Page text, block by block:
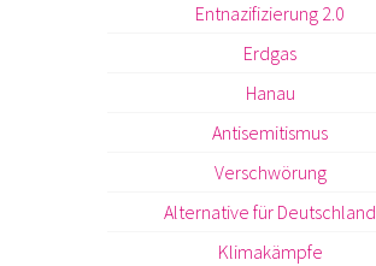
Entnazifizierung 2.0
Erdgas
Hanau
Antisemitismus
Verschwörung
Alternative für Deutschland
Klimakämpfe